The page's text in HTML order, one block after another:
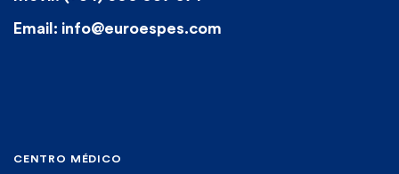
Email: info@euroespes.com
CENTRO MÉDICO